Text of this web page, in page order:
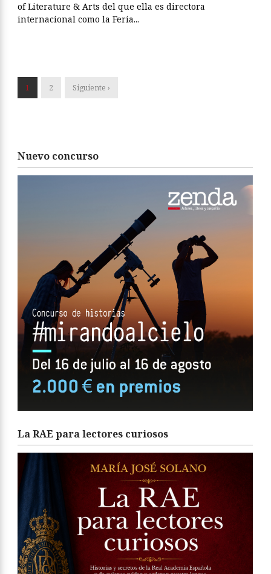
of Literature & Arts del que ella es directora
internacional como la Feria...
1 2 Siguiente ›
Nuevo concurso
La RAE para lectores curiosos